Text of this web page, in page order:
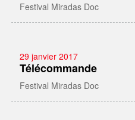
Festival Miradas Doc
29 janvier 2017
Télécommande
Festival Miradas Doc